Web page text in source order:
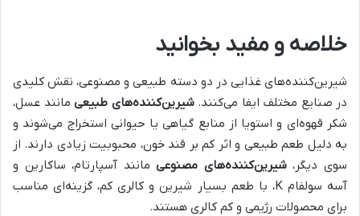
خلاصه و مفید بخوانید
شیرین‌کننده‌های غذایی در دو دسته طبیعی و مصنوعی، نقش کلیدی
در صنایع مختلف ایفا می‌کنند.شیرین‌کننده‌های طبیعی مانند عسل،
شکر قهوه‌ای و استویا از منابع گیاهی یا حیوانی استخراج می‌شوند و
به دلیل طعم طبیعی و اثر کم بر قند خون، محبوبیت زیادی دارند. از
سوی دیگر،شیرین‌کننده‌های مصنوعیمانند آسپارتام، ساکارین و
آسه سولفام K، با طعم بسیار شیرین و کالری کم، گزینه‌ای مناسب
برای محصولات رژیمی و کم کالری هستند.